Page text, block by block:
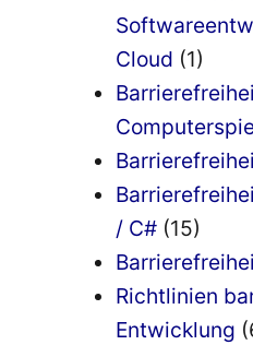
Cloud (1)
/ C# (15)
Richtlinien
Entwicklung